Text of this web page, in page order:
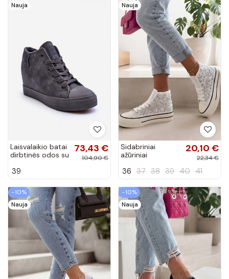
Nauja
Laisvalaikio batai
dirbtinės odos su
spalvos Big Star
73,43 €
104,90 €
39
Nauja
Sidabriniai
ažūriniai
kulkšnies Piper
20,10 €
22,34 €
36 37 38 39 40 41
−10%
Nauja
−10%
Nauja